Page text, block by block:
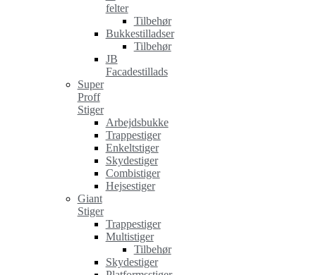
felter
Tilbehør
Bukkestilladser
Tilbehør
JB
Facadestillads
Super
Proff
Stiger
Arbejdsbukke
Trappestiger
Enkeltstiger
Skydestiger
Combistiger
Hejsestiger
Giant
Stiger
Trappestiger
Multistiger
Tilbehør
Skydestiger